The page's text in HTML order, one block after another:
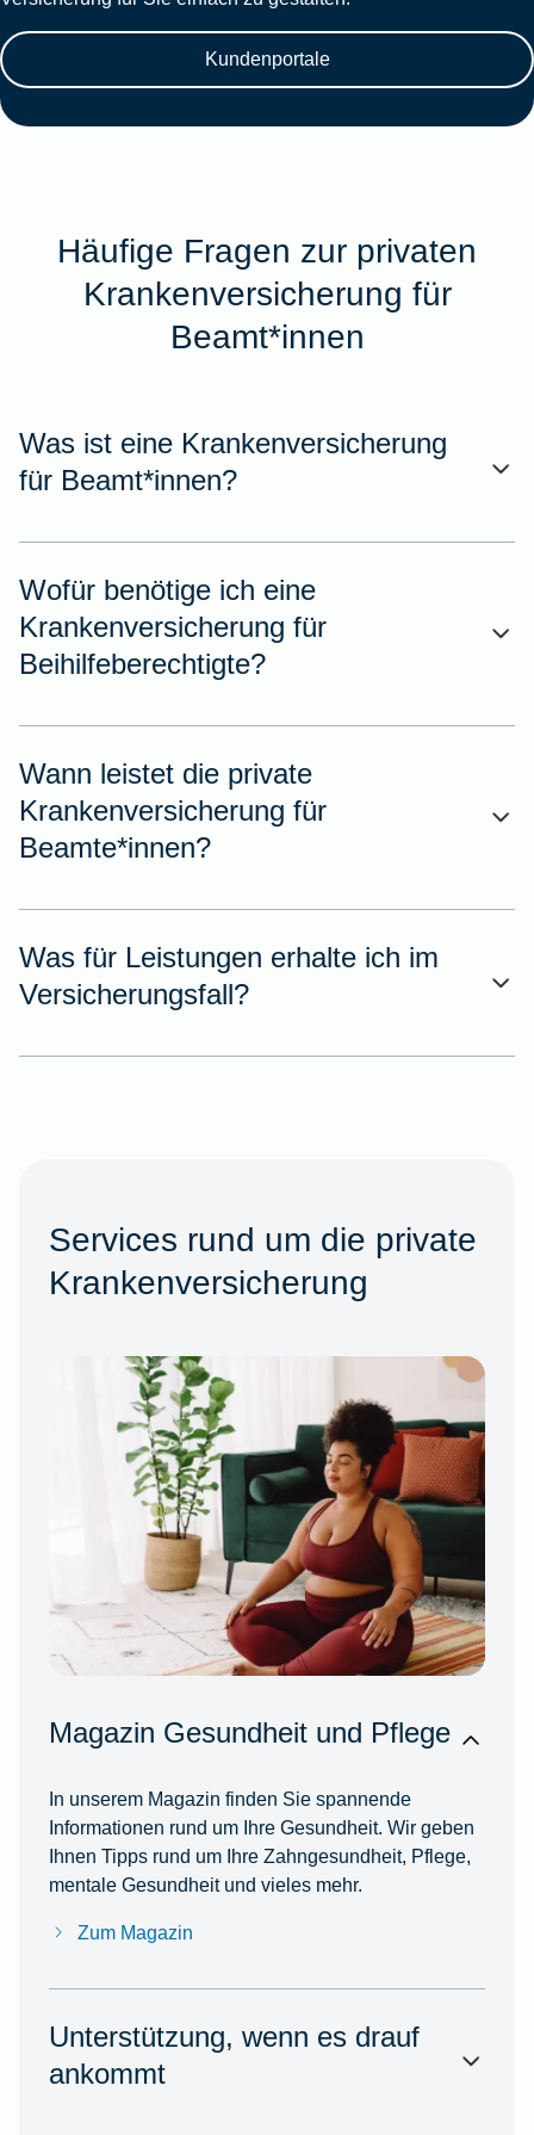
Kundenportale
Häufige Fragen zur privaten
Krankenversicherung für
Beamt*innen
Was ist eine Krankenversicherung
für Beamt*innen?
Wofür benötige ich eine
Krankenversicherung für
Beihilfeberechtigte?
Wann leistet die private
Krankenversicherung für
Beamte*innen?
Was für Leistungen erhalte ich im
Versicherungsfall?
Services rund um die private
Krankenversicherung
Magazin Gesundheit und Pflege
In unserem Magazin finden Sie spannende
Informationen rund um Ihre Gesundheit. Wir geben
Ihnen Tipps rund um Ihre Zahngesundheit, Pflege,
mentale Gesundheit und vieles mehr.
Zum Magazin
Unterstützung, wenn es drauf
ankommt